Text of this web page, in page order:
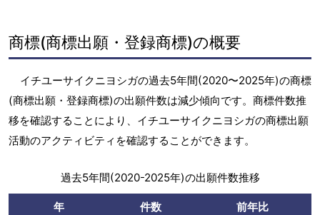
商標(商標出願・登録商標)の概要
イチユーサイクニヨシガの過去5年間(2020〜2025年)の商標
(商標出願・登録商標)の出願件数は減少傾向です。商標件数推
移を確認することにより、イチユーサイクニヨシガの商標出願
活動のアクティビティを確認することができます。
過去5年間(2020-2025年)の出願件数推移
年 件数
前年比